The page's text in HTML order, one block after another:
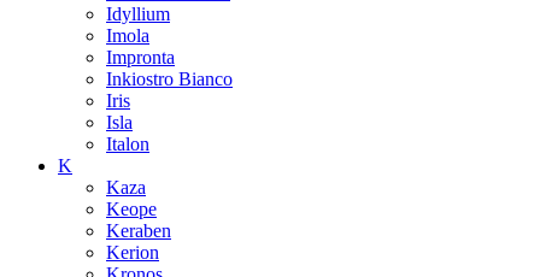
Idyllium
Imola
Impronta
Inkiostro Bianco
Iris
Isla
Italon
K
Kaza
Keope
Keraben
Kerion